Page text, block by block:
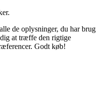
de oplysninger, du har brug
at træffe den rigtige
Godt køb!